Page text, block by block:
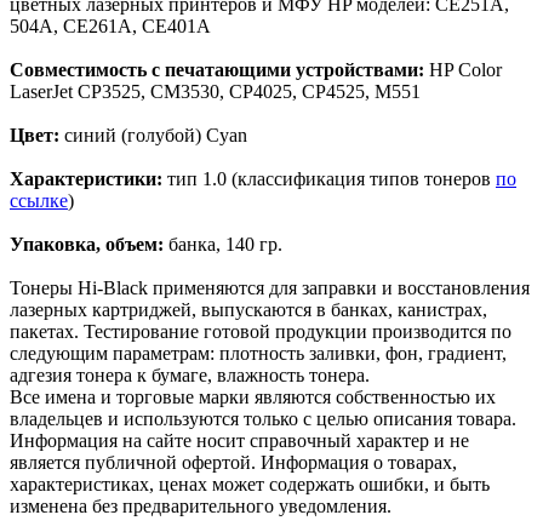
504A, CE261A, CE401A
Совместимость с печатающими устройствами: HP Color
LaserJet CP3525, CM3530, CP4025, CP4525, M551
Цвет: синий (голубой) Cyan
Характеристики: тип 1.0 (классификация типов тонеров по
ссылке)
Упаковка, объем: банка, 140 гр.
Тонеры Hi-Black применяются для заправки и восстановления
лазерных картриджей, выпускаются в банках, канистрах,
пакетах. Тестирование готовой продукции производится по
следующим параметрам: плотность заливки, фон, градиент,
адгезия тонера к бумаге, влажность тонера.
Все имена и торговые марки являются собственностью их
владельцев и используются только с целью описания товара.
Информация на сайте носит справочный характер и не
является публичной офертой. Информация о товарах,
характеристиках, ценах может содержать ошибки, и быть
изменена без предварительного уведомления.